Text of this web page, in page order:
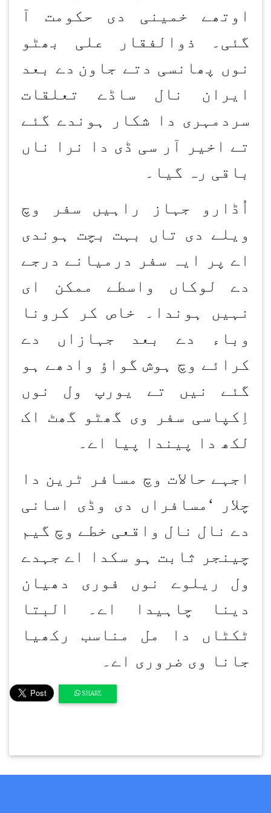
اوتھے خمینی دی حکومت آ
گئی۔ ذوالفقار علی بھٹو
نوں پھانسی دتے جاون دے بعد
ایران نال ساڈے تعلقات
سردمہری دا شکار ہوندے گئے
تے اخیر آر سی ڈی دا نرا ناں
باقی رہ گیا۔
اُڈارو جہاز راہیں سفر وچ
ویلے دی تاں بہت بچت ہوندی
اے پر ایہ سفر درمیانے درجے
دے لوکاں واسطے ممکن ای
نہیں ہوندا۔ خاص کر کرونا
وباء دے بعد جہازاں دے
کرائے وچ ہوش گواؤ وادھے ہو
گئے نیں تے یورپ ول نوں
اِکپاسی سفر وی گھٹو گھٹ اک
لکھ دا پیندا پیا اے۔
اجہے حالات وچ مسافر ٹرین دا
چلار
‘ مسافراں دی وڈی اسانی
دے نال نال واقعی خطے وچ گیم
چینجر ثابت ہو سکدا اے جہدے
ول ریلوے نوں فوری دھیان
دینا چاہیدا اے۔ البتا
ٹکٹاں دا مل مناسب رکھیا
جانا وی ضروری اے۔
SHARE